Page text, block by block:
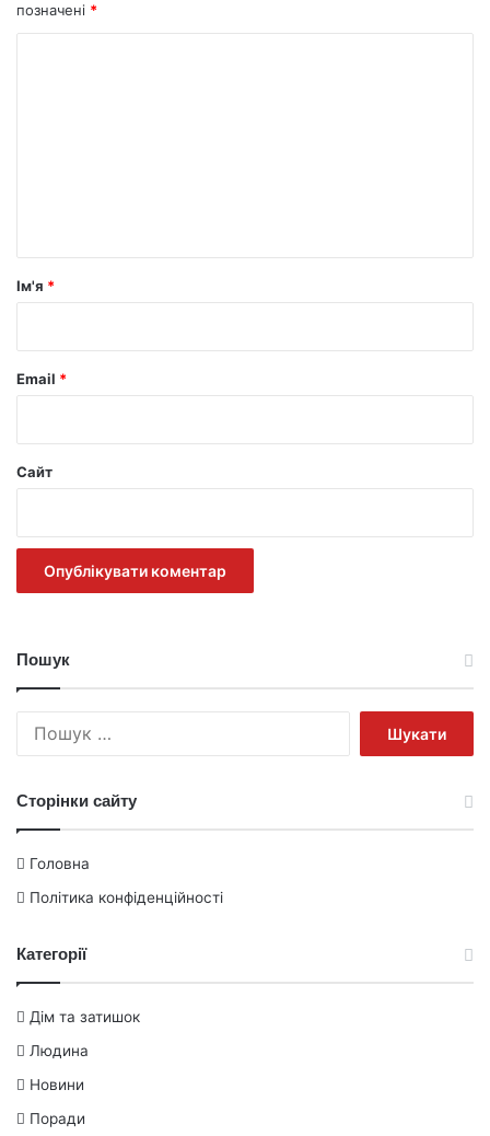
позначені *
рІм'я *
Email *
Сайт
Пошук
Сторінки сайту
Головна
Політика конфіденційності
Категорії
Дім та затишок
Людина
Новини
Поради